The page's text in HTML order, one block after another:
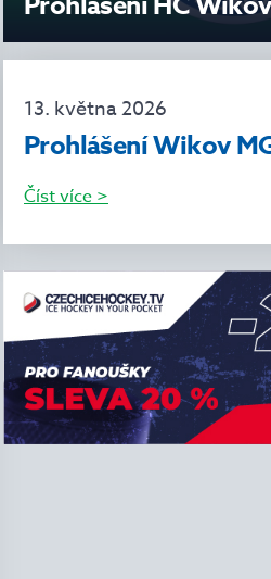
13. května 2026
Prohlášení Wikov
Číst více >